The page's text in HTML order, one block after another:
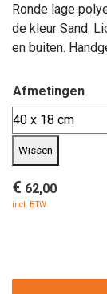
Ronde lage
de kleur Sand.
en buiten.
Afmetingen
Wissen
€ 62,00
incl. BTW
Terreno